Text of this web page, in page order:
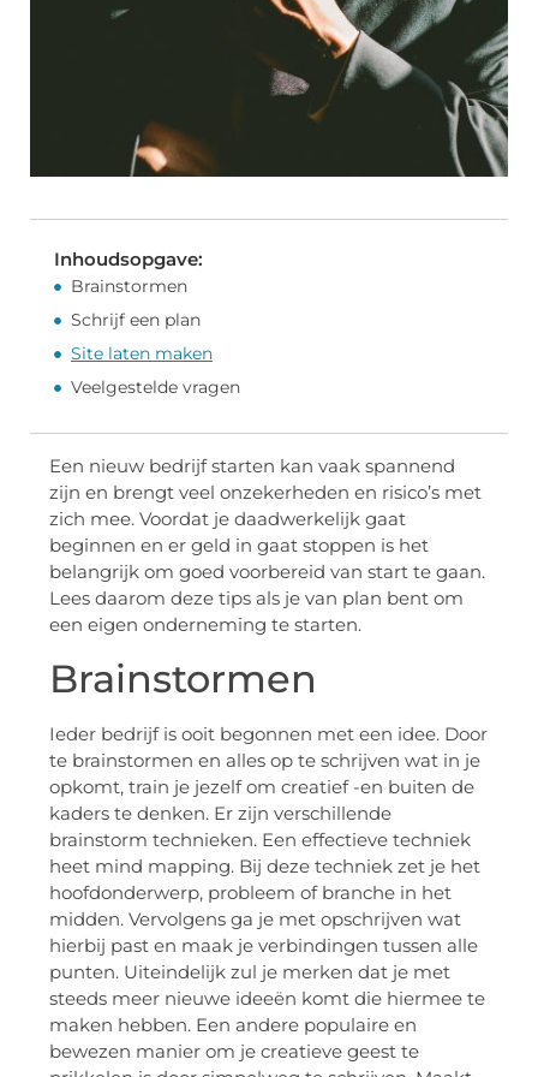
Inhoudsopgave:
Brainstormen
Schrijf een plan
Site laten maken
Veelgestelde vragen
Een nieuw bedrijf starten kan vaak spannend
zijn en brengt veel onzekerheden en risico’s met
zich mee. Voordat je daadwerkelijk gaat
beginnen en er geld in gaat stoppen is het
belangrijk om goed voorbereid van start te gaan.
Lees daarom deze tips als je van plan bent om
een eigen onderneming te starten.
Brainstormen
Ieder bedrijf is ooit begonnen met een idee. Door
te brainstormen en alles op te schrijven wat in je
opkomt, train je jezelf om creatief -en buiten de
kaders te denken. Er zijn verschillende
brainstorm technieken. Een effectieve techniek
heet mind mapping. Bij deze techniek zet je het
hoofdonderwerp, probleem of branche in het
midden. Vervolgens ga je met opschrijven wat
hierbij past en maak je verbindingen tussen alle
punten. Uiteindelijk zul je merken dat je met
steeds meer nieuwe ideeën komt die hiermee te
maken hebben. Een andere populaire en
bewezen manier om je creatieve geest te